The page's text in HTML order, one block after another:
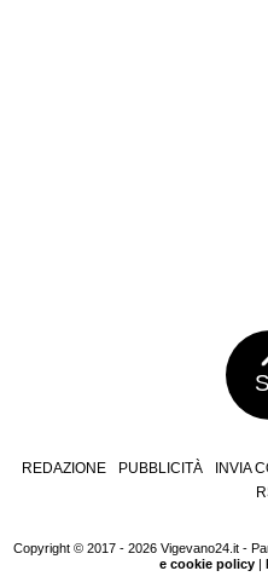
REDAZIONE PUBBLICITÀ INVIA
Copyright © 2017 - 2026 Vigevano24.it -
e cookie policy|